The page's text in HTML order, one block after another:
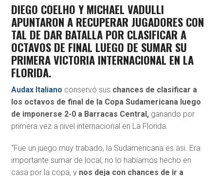
DIEGO COELHO Y MICHAEL VADULLI
APUNTARON A RECUPERAR JUGADORES CON
TAL DE DAR BATALLA POR CLASIFICAR A
OCTAVOS DE FINAL LUEGO DE SUMAR SU
PRIMERA VICTORIA INTERNACIONAL EN LA
FLORIDA.
Audax Italiano conservó sus chances de clasificar a
los octavos de final de la Copa Sudamericana luego
de imponerse 2-0 a Barracas Central,ganando por
primera vez a nivel internacional en La Florida.
“Fue un juego muy trabado, la Sudamericana es asi. Era
importante sumar de local, no lo habíamos hecho en
casa por la copa, ynos deja con chances de ir a